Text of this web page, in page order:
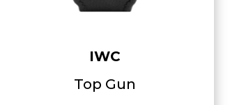
IWC
Top Gun